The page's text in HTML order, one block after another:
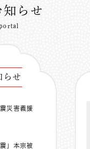
知らせ
らせ
災害義援
」本宗被